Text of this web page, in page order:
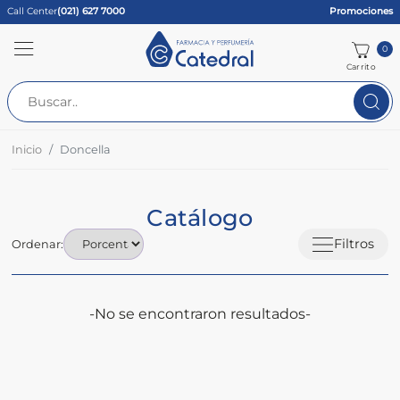
Call Center(021) 627 7000 Promociones
Carrito
0
Inicio Doncella
Catálogo
Filtros
Ordenar:
-No se encontraron resultados-